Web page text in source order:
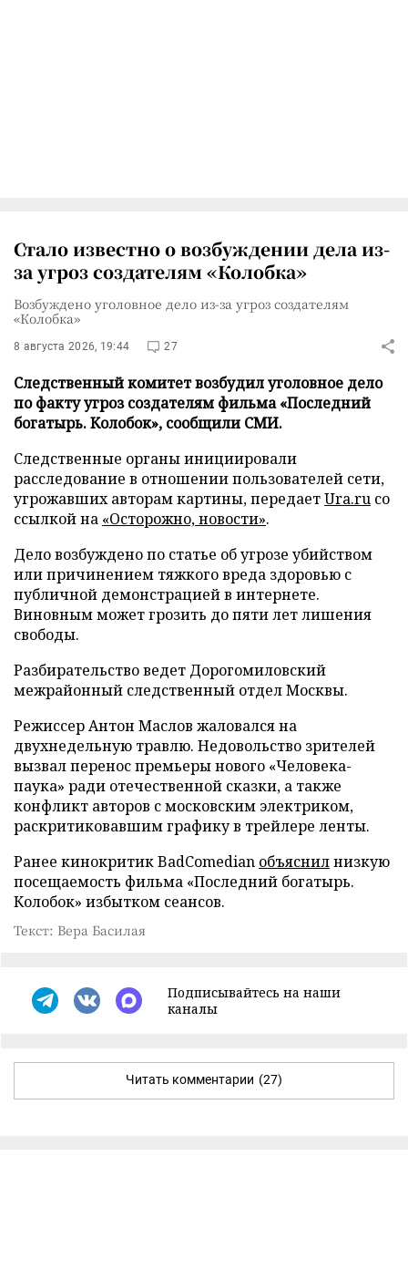
Стало известно о возбуждении дела из-
за угроз создателям «Колобка»
Возбуждено уголовное дело из-за угроз создателям
«Колобка»
8 августа 2026, 19:44 27
Следственный комитет возбудил уголовное дело
по факту угроз создателям фильма «Последний
богатырь. Колобок», сообщили СМИ.
Следственные органы инициировали
расследование в отношении пользователей сети,
угрожавших авторам картины, передаетUra.ru со
ссылкой на «Осторожно, новости».
Дело возбуждено по статье об угрозе убийством
или причинением тяжкого вреда здоровью с
публичной демонстрацией в интернете.
Виновным может грозить до пяти лет лишения
свободы.
Разбирательство ведет Дорогомиловский
межрайонный следственный отдел Москвы.
Режиссер Антон Маслов жаловался на
двухнедельную травлю. Недовольство зрителей
вызвал перенос премьеры нового «Человека-
паука» ради отечественной сказки, а также
конфликт авторов с московским электриком,
раскритиковавшим графику в трейлере ленты.
Ранее кинокритик BadComedian объяснилнизкую
посещаемость фильма «Последний богатырь.
Колобок» избытком сеансов.
Текст: Вера Басилая
Подписывайтесь на наши
каналы
Читать комментарии (27)